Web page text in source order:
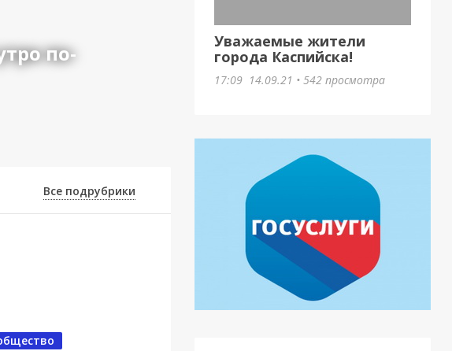
по-
Все подрубрики
Уважаемые жители
города Каспийска!
17:09 14.09.21 • 542 просмотра